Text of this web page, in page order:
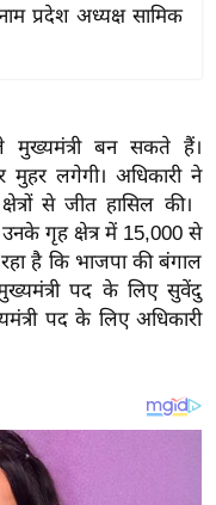
प्रदेश अध्यक्ष सामिक
मुख्यमंत्री बन सकते हैं।
लगेगी। अधिकारी ने
से जीत हासिल की।
उनके गृह क्षेत्र में 15,000 से
है कि भाजपा की बंगाल
पद के लिए सुवेंदु
पद के लिए अधिकारी